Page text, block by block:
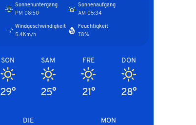
Sonnenaufgang
05:34 AM
Sonnenuntergang
08:50 PM
Feuchtigkeit
78%
Windgeschwindigkeit
5.4Km/h
DON
28°
FRE
21°
SAM
25°
SON
29°
MON
DIE